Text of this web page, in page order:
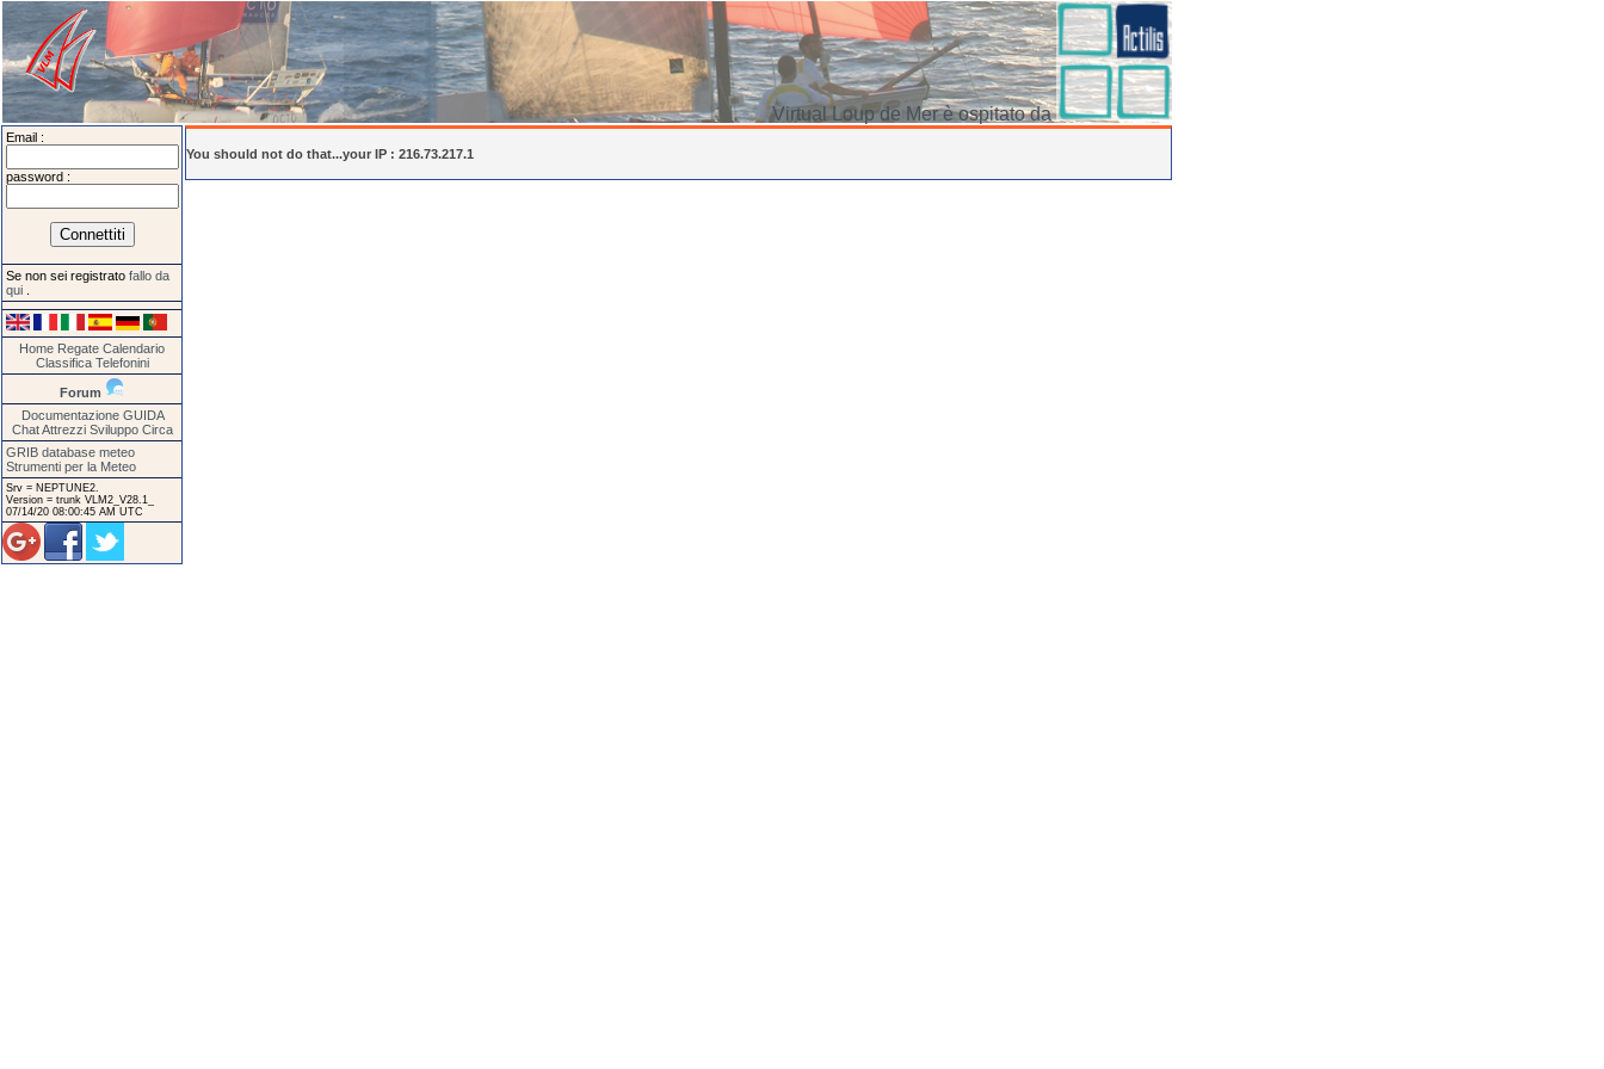
Virtual Loup de Mer è ospitato da
Email :
password :
Se non sei registrato fallo da
qui
Home Regate Calendario
Classifica Telefonini
Forum
Documentazione GUIDA
Chat Attrezzi Sviluppo Circa
GRIB database meteo
Strumenti per la Meteo
Srv = NEPTUNE2.
Version = trunk VLM2_V28.1_
07/14/20 08:00:45 AM UTC
You should not do that...your IP : 216.73.217.1